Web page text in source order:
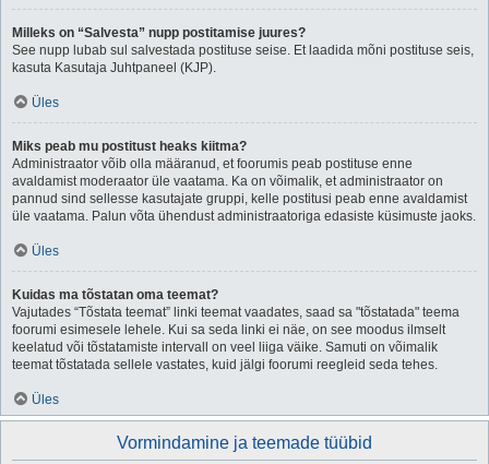
Milleks on “Salvesta” nupp postitamise juures?
See nupp lubab sul salvestada postituse seise. Et laadida mõni postituse seis,
kasuta Kasutaja Juhtpaneel (KJP).
Üles
Miks peab mu postitust heaks kiitma?
Administraator võib olla määranud, et foorumis peab postituse enne
avaldamist moderaator üle vaatama. Ka on võimalik, et administraator on
pannud sind sellesse kasutajate gruppi, kelle postitusi peab enne avaldamist
üle vaatama. Palun võta ühendust administraatoriga edasiste küsimuste jaoks.
Üles
Kuidas ma tõstatan oma teemat?
Vajutades “Tõstata teemat” linki teemat vaadates, saad sa "tõstatada" teema
foorumi esimesele lehele. Kui sa seda linki ei näe, on see moodus ilmselt
keelatud või tõstatamiste intervall on veel liiga väike. Samuti on võimalik
teemat tõstatada sellele vastates, kuid jälgi foorumi reegleid seda tehes.
Üles
Vormindamine ja teemade tüübid